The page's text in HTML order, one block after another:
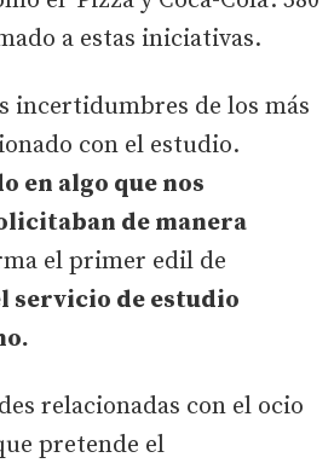
a estas iniciativas.
incertidumbres de los más
con el estudio.
en algo que nos
de manera
el primer edil de
servicio de estudio
relacionadas con el ocio
pretende el